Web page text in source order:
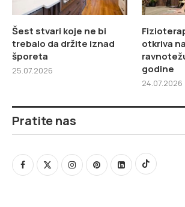
Šest stvari koje ne bi
trebalo da držite iznad
šporeta
25.07.2026
otkriva
godine
24.07.2026
Pratite nas